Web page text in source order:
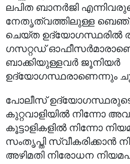
ലപിത ബാനർജി
നേതൃത്വത്തിലുള്ള
ചെയ്ത ഉദ്യോഗസ്ഥരിൽ
ഗസറ്റഡ്
ബാക്കിയുള്ളവർ ജൂനിയർ
ഉദ്യോഗസ്ഥരാണെന്നും
പോലീസ് ഉദ്യോഗസ്ഥരുടെ
കുറ്റവാളിയിൽ നിന്നോ
കൂട്ടാളികളിൽ നിന്നോ
സംതൃപ്തി സ്വീകരിക്കാൻ
അഴിമതി നിരോധന